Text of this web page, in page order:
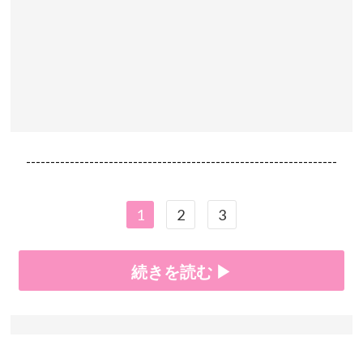
----------------------------------------------------------------
1 2 3
続きを読む ▶